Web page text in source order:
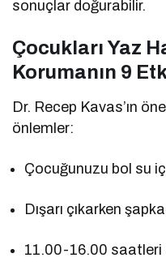
sonuçlar doğurabilir.
Çocukları Yaz
Korumanın 9
Dr. Recep Kavas’ın
önlemler:
Çocuğunuzu bol su
Dışarı çıkarken
11.00-16.00 saatleri